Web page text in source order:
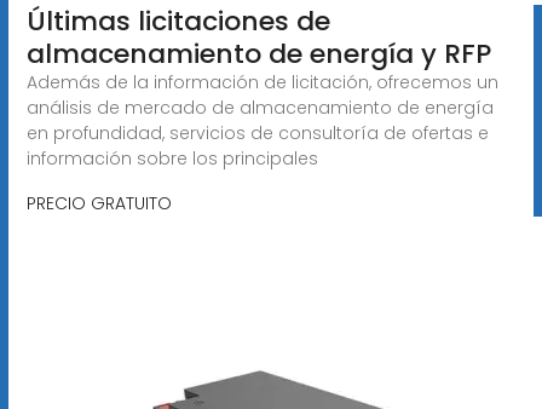
Últimas licitaciones de
almacenamiento de energía y RFP
Además de la información de licitación, ofrecemos un
análisis de mercado de almacenamiento de energía
en profundidad, servicios de consultoría de ofertas e
información sobre los principales
PRECIO GRATUITO